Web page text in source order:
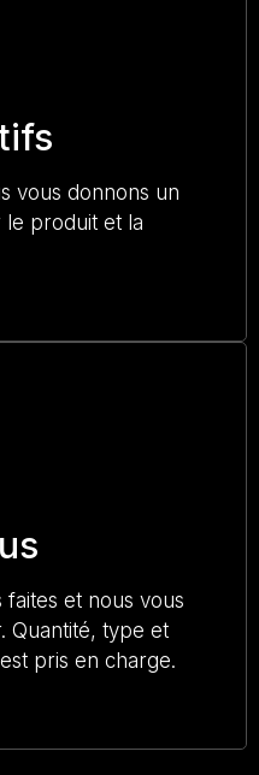
vous donnons un
produit et la
faites et nous vous
Quantité, type et
pris en charge.